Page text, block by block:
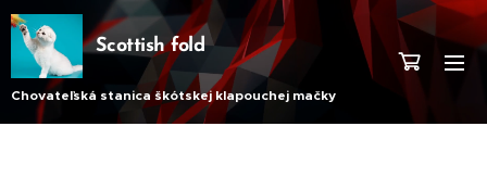
Scottish fold
Chovateľská stanica škótskej klapouchej mačky